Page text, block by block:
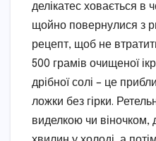
делікатес ховається в
щойно повернулися з
рецепт, щоб не
500 грамів очищеної
дрібної солі – це
ложки без гірки.
виделкою чи віночком,